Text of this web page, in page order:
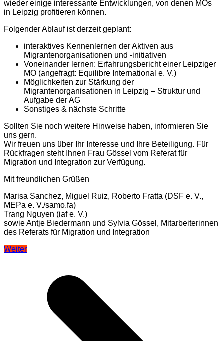
wieder einige interessante Entwicklungen, von denen MOs
in Leipzig profitieren können.
Folgender Ablauf ist derzeit geplant:
interaktives Kennenlernen der Aktiven aus
Migrantenorganisationen und -initiativen
Voneinander lernen: Erfahrungsbericht einer Leipziger
MO (angefragt: Equilibre International e. V.)
Möglichkeiten zur Stärkung der
Migrantenorganisationen in Leipzig – Struktur und
Aufgabe der AG
Sonstiges & nächste Schritte
Sollten Sie noch weitere Hinweise haben, informieren Sie
uns gern.
Wir freuen uns über Ihr Interesse und Ihre Beteiligung. Für
Rückfragen steht Ihnen Frau Gössel vom Referat für
Migration und Integration zur Verfügung.
Mit freundlichen Grüßen
Marisa Sanchez, Miguel Ruiz, Roberto Fratta (DSF e. V.,
MEPa e. V./samo.fa)
Trang Nguyen (iaf e. V.)
sowie Antje Biedermann und Sylvia Gössel, Mitarbeiterinnen
des Referats für Migration und Integration
Beitragsnavigation
Weiter